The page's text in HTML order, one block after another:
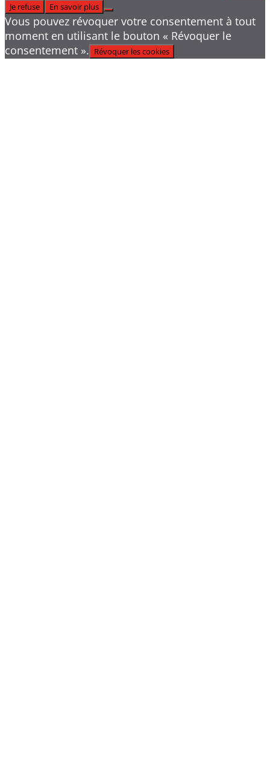
Je refuse
En savoir plus
Vous pouvez révoquer votre consentement à tout
moment en utilisant le bouton « Révoquer le
consentement ». Révoquer les cookies